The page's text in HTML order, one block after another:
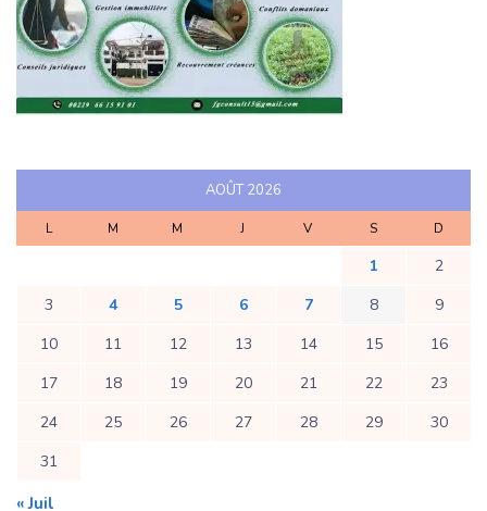
AOÛT 2026
L M M J V S D
1
2
3
4 5 6 7 8
9
10
11 12 13 14 15
16
17
18 19 20 21 22
23
24
25 26 27 28 29
30
31
« Juil